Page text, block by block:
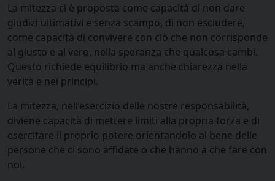
La mitezza ci è proposta come capacità di non dare
giudizi ultimativi e senza scampo, di non escludere,
come capacità di convivere con ciò che non corrisponde
al giusto e al vero, nella speranza che qualcosa cambi.
Questo richiede equilibrio ma anche chiarezza nella
verità e nei principi.
La mitezza, nell’esercizio delle nostre responsabilità,
diviene capacità di mettere limiti alla propria forza e di
esercitare il proprio potere orientandolo al bene delle
persone che ci sono affidate o che hanno a che fare con
noi.